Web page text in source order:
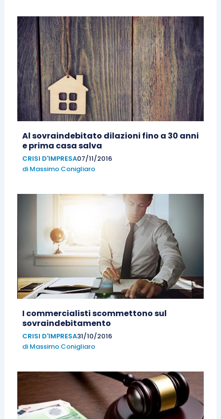
Al sovraindebitato dilazioni fino a 30 anni
e prima casa salva
CRISI D'IMPRESA07/11/2016
di Massimo Conigliaro
I commercialisti scommettono sul
sovraindebitamento
CRISI D'IMPRESA31/10/2016
di Massimo Conigliaro